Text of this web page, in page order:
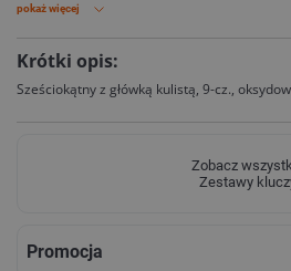
pokaż więcej
Krótki opis:
Sześciokątny z główką kulistą, 9-cz.,
Zobacz
Zestawy
Promocja